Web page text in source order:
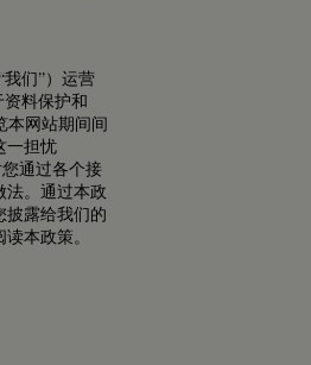
们”）运营
料保护和
本网站期间间
一担忧
通过各个接
法。通过本政
披露给我们的
本政策。